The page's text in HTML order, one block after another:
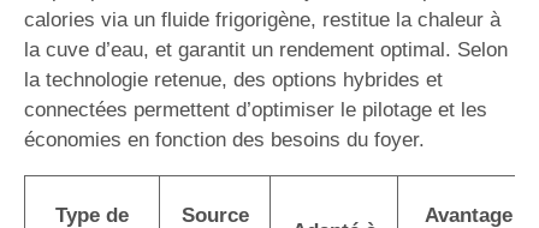
calories via un fluide frigorigène, restitue la chaleur à
la cuve d’eau, et garantit un rendement optimal. Selon
la technologie retenue, des options hybrides et
connectées permettent d’optimiser le pilotage et les
économies en fonction des besoins du foyer.
Type de
Source
Avantage